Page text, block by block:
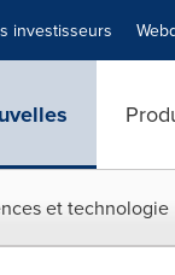
investisseurs
et technologie